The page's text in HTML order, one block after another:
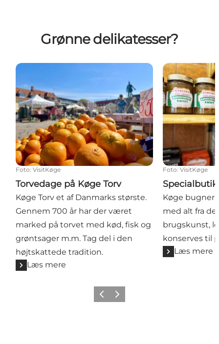
Grønne delikatesser?
Torvedage på Køge Torv
Foto: VisitKøge
Torvedage på Køge Torv
Køge Torv et af Danmarks største.
Gennem 700 år har der været
marked på torvet med kød, fisk og
grøntsager m.m. Tag del i den
højtskattede tradition.
Læs mere
Foto: VisitKøge
Køge bugner
med alt fra
brugskunst,
konserves til
Læs mere
Forrige billede
Næste billede